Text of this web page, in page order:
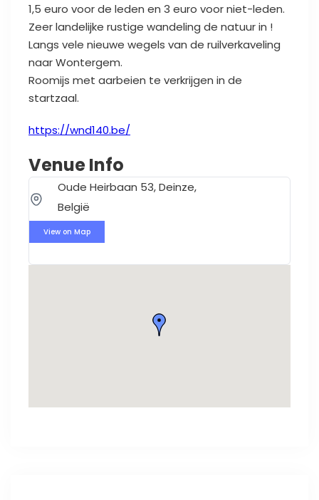
1,5 euro voor de leden en 3 euro voor niet-leden.
Zeer landelijke rustige wandeling de natuur in !
Langs vele nieuwe wegels van de ruilverkaveling
naar Wontergem.
Roomijs met aarbeien te verkrijgen in de
startzaal.
https://wnd140.be/
Venue Info
Oude Heirbaan 53, Deinze,
België
View on Map